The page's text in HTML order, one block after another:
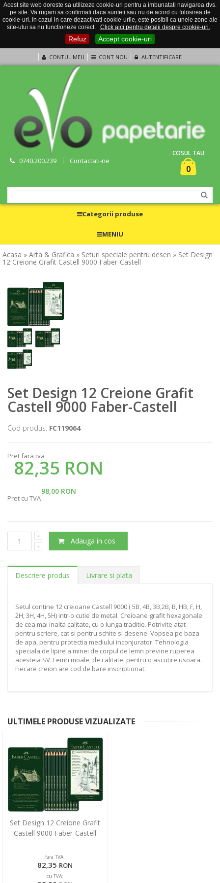
Acest site web doreste sa utilizeze cookie-uri pentru a imbunatati navigarea dvs.
pe site. Va rugam sa confirmati daca sunteti sau nu de acord cu folosirea de
cookie-uri. In cazul in care dezactivati cookie-urile, este posibil ca unele zone ale
site-ului sa nu functioneze corect.
Click aici pentru detalii despre cookie-uri.
Refuz Accept cookie-uri
CONTUL MEU CONT NOU AUTENTIFICARE
0740.200.239 Contactati-ne
COSUL TAU
0
Categorii produse
MENIU
Acasa » Arta & Grafica » Seturi speciale pentru desen » Set Design
12 Creione Grafit Castell 9000 Faber-Castell
Set Design 12 Creione Grafit
Castell 9000 Faber-Castell
Cod produs: FC119064
Pret fara tva
82,35 RON
98,00 RON
Pret cu TVA
Adauga in cos
Descriere produs Livrare si plata
Setul contine 12 creioane Castell 9000 ( 5B, 4B, 3B,2B, B, HB, F, H,
2H, 3H, 4H, 5H) intr-o cutie de metal. Creioane grafit hexagonale
de cea mai inalta calitate, cu o lunga traditie. Potrivite atat
pentru scriere, cat si pentru schite si desene. Vopsea pe baza
de apa, pentru protectia mediului inconjurator. Tehnologia
speciala de lipire a minei de corpul de lemn previne ruperea
acesteia SV. Lemn moale, de calitate, pentru o ascutire usoara.
Fiecare creion are cod de bare inscriptionat.
ULTIMELE PRODUSE VIZUALIZATE
Set Design 12 Creione Grafit
Castell 9000 Faber-Castell
fara TVA:
82,35 RON
cu TVA: